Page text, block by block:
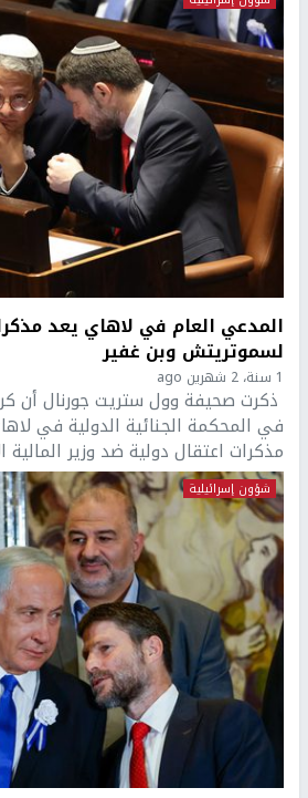
المدعي العام في لاهاي يعد
لسموتريتش وبن غفير
1 سنة، 2 شهرين ago
ذكرت صحيفة وول ستريت جورنال أن
في المحكمة الجنائية الدولية في
مذكرات اعتقال دولية ضد وزير المالية
شؤون إسرائيلية